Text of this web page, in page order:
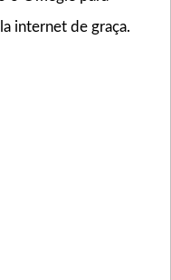
internet de graça.